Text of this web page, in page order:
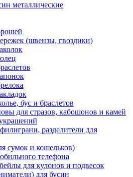
металлические
(швензы, гвоздики)
бус и браслетов
для стразов, кабошонов и камей
разделители для
сумок и кошельков)
телефона
для кулонов и подвесок
для бусин